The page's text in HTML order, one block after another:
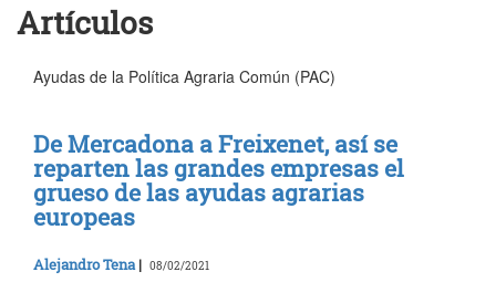
Artículos
Ayudas de la Política Agraria Común (PAC)
De Mercadona a Freixenet, así se
reparten las grandes empresas el
grueso de las ayudas agrarias
europeas
Alejandro Tena | 08/02/2021